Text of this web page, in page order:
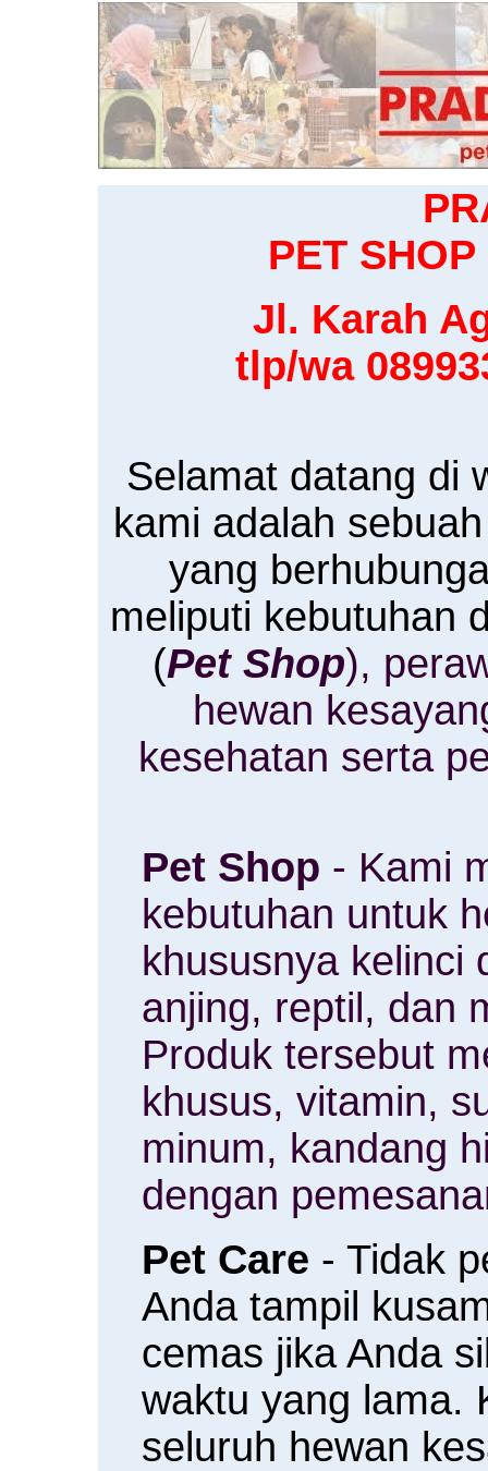
PET
Jl. Karah
tlp/wa
Selamat datang di
kami adalah
yang
meliputi kebutuhan
(Pet Shop),
hewan
kesehatan serta
Pet Shop - Kami
kebutuhan untuk
khususnya kelinci
anjing, reptil, dan
Produk tersebut
khusus, vitamin,
minum, kandang
dengan
Pet Care - Tidak
Anda tampil
cemas jika Anda
waktu yang lama.
seluruh hewan